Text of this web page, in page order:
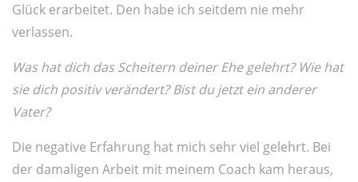
Glück erarbeitet. Den habe ich seitdem nie mehr
verlassen.
Was hat dich das Scheitern deiner Ehe gelehrt? Wie hat
sie dich positiv verändert? Bist du jetzt ein anderer
Vater?
Die negative Erfahrung hat mich sehr viel gelehrt. Bei
der damaligen Arbeit mit meinem Coach kam heraus,